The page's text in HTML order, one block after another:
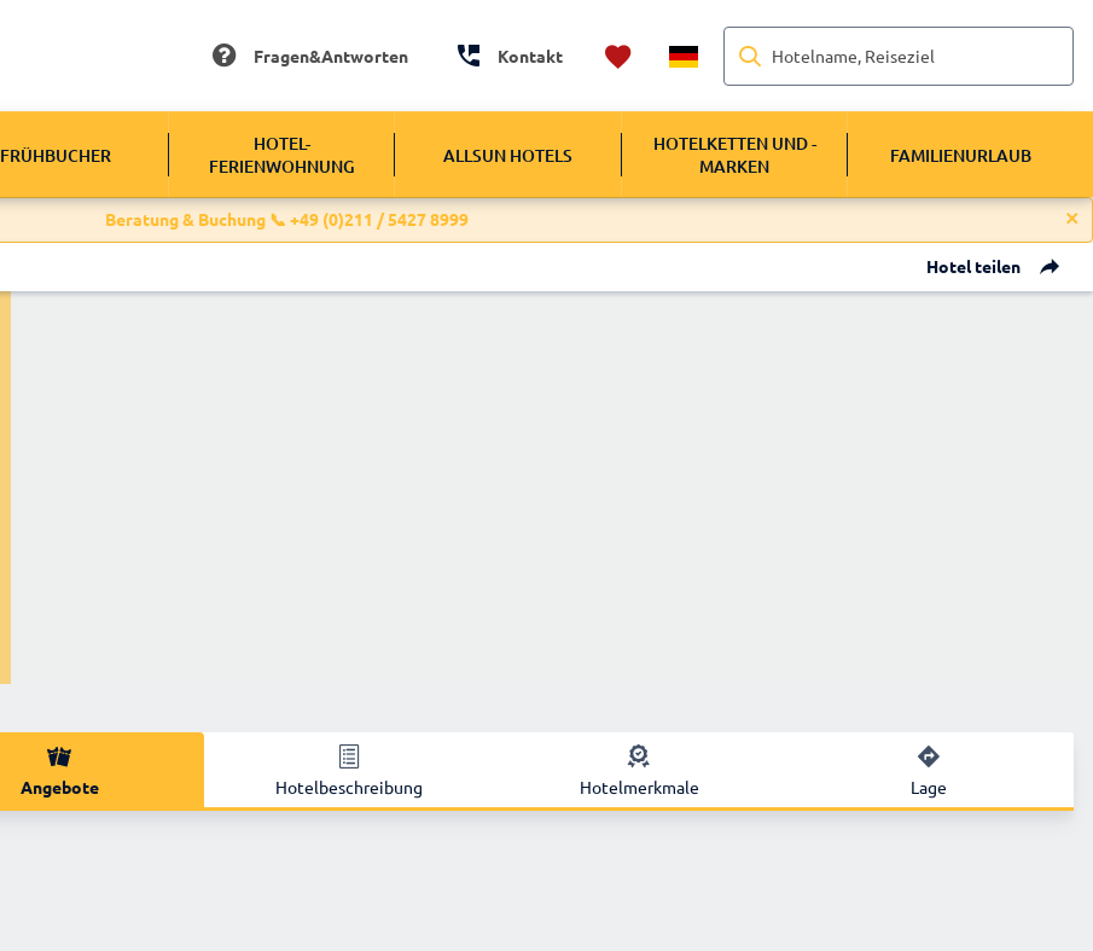
Fragen&Antworten Kontakt Hotelname, Reiseziel
FRÜHBUCHER
HOTEL-
FERIENWOHNUNG
ALLSUN HOTELS
HOTELKETTEN UND -
MARKEN
FAMILIENURLAUB
Beratung & Buchung 📞 +49 (0)211 / 5427 8999
Hotel teilen
Angebote Hotelbeschreibung Hotelmerkmale Lage